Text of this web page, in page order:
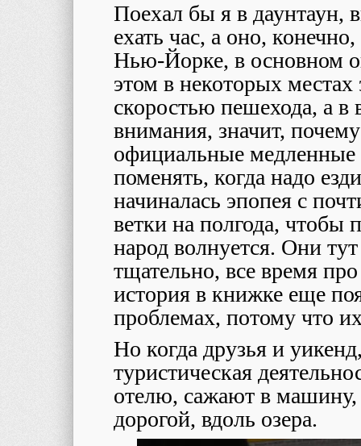
Поехал бы я в даунтаун,
ехать час, а оно,
Нью-Йорке, в основном
этом в некоторых местах
скоростью пешехода, а в
внимания, значит,
официальные медленные
поменять, когда надо
начиналась эпопея с
ветки на полгода, чтобы
народ волнуется. Они
тщательно, все время
история в книжке еще
проблемах, потому что
Но когда друзья и
туристическая
отелю, сажают в
дорогой, вдоль озера.